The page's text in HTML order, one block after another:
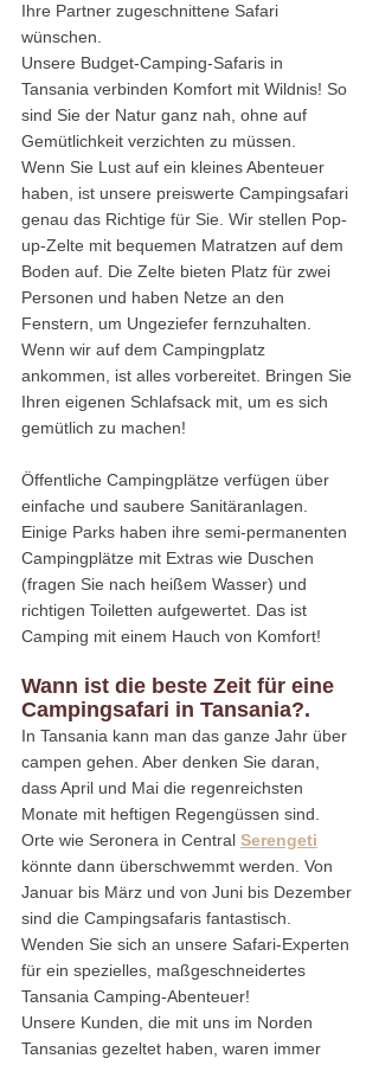
Ihre Partner zugeschnittene Safari
wünschen.
Unsere Budget-Camping-Safaris in
Tansania verbinden Komfort mit Wildnis! So
sind Sie der Natur ganz nah, ohne auf
Gemütlichkeit verzichten zu müssen.
Wenn Sie Lust auf ein kleines Abenteuer
haben, ist unsere preiswerte Campingsafari
genau das Richtige für Sie. Wir stellen Pop-
up-Zelte mit bequemen Matratzen auf dem
Boden auf. Die Zelte bieten Platz für zwei
Personen und haben Netze an den
Fenstern, um Ungeziefer fernzuhalten.
Wenn wir auf dem Campingplatz
ankommen, ist alles vorbereitet. Bringen Sie
Ihren eigenen Schlafsack mit, um es sich
gemütlich zu machen!
Öffentliche Campingplätze verfügen über
einfache und saubere Sanitäranlagen.
Einige Parks haben ihre semi-permanenten
Campingplätze mit Extras wie Duschen
(fragen Sie nach heißem Wasser) und
richtigen Toiletten aufgewertet. Das ist
Camping mit einem Hauch von Komfort!
Wann ist die beste Zeit für eine
Campingsafari in Tansania?.
In Tansania kann man das ganze Jahr über
campen gehen. Aber denken Sie daran,
dass April und Mai die regenreichsten
Monate mit heftigen Regengüssen sind.
Orte wie Seronera in Central Serengeti
könnte dann überschwemmt werden. Von
Januar bis März und von Juni bis Dezember
sind die Campingsafaris fantastisch.
Wenden Sie sich an unsere Safari-Experten
für ein spezielles, maßgeschneidertes
Tansania Camping-Abenteuer!
Unsere Kunden, die mit uns im Norden
Tansanias gezeltet haben, waren immer